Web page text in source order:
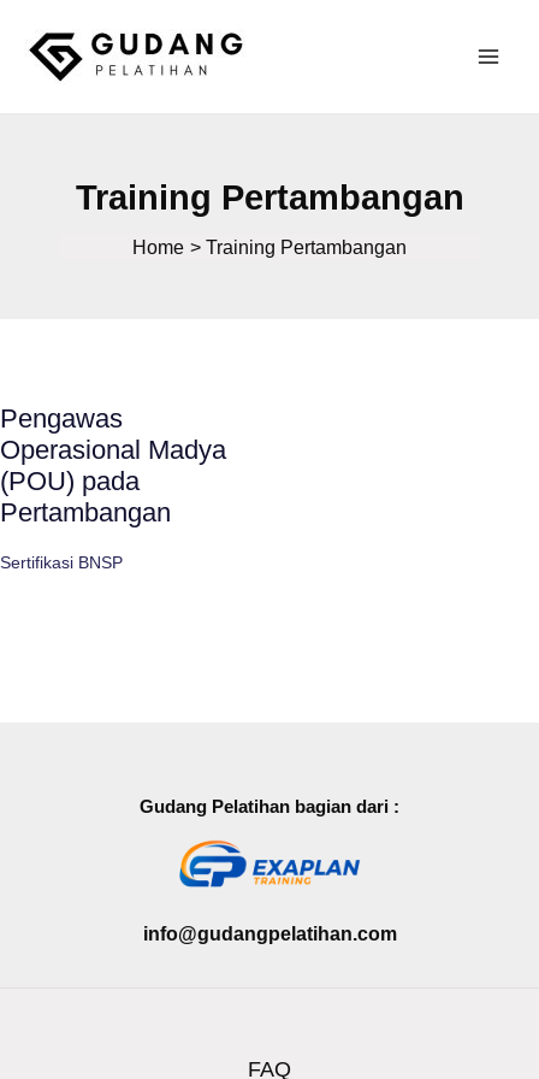
content
Training Pertambangan
Home Training Pertambangan
Pengawas
Operasional Madya
(POU) pada
Pertambangan
Sertifikasi BNSP
Gudang Pelatihan bagian dari :
info@gudangpelatihan.com
FAQ